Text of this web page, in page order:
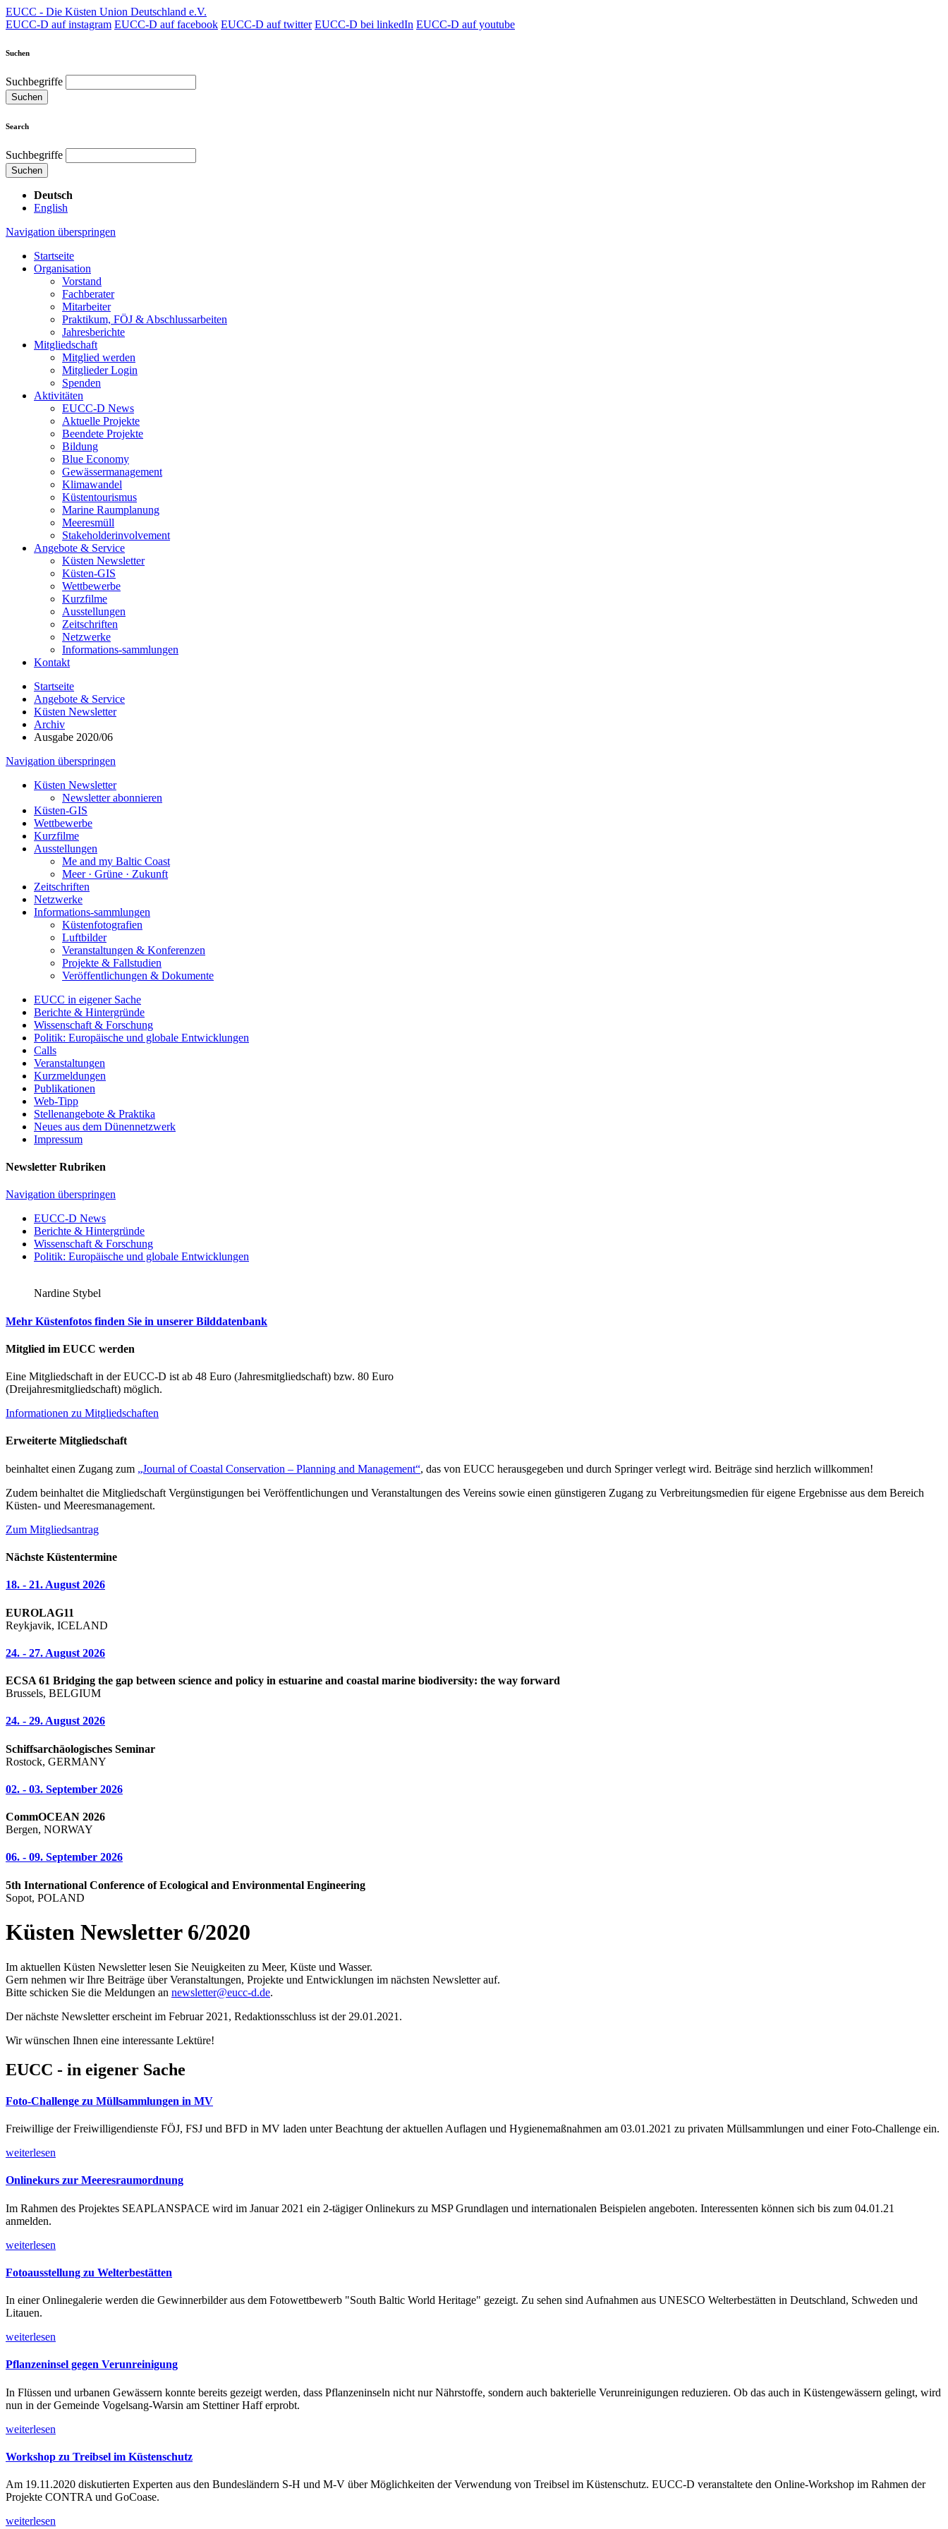
EUCC - Die Küsten Union Deutschland e.V.
EUCC-D auf instagram EUCC-D auf facebook EUCC-D auf twitter EUCC-D bei linkedIn EUCC-D auf youtube
Suchen
Suchbegriffe
Suchen
Search
Suchbegriffe
Suchen
Deutsch
English
Navigation überspringen
Startseite
Organisation
Vorstand
Fachberater
Mitarbeiter
Praktikum, FÖJ & Abschlussarbeiten
Jahresberichte
Mitgliedschaft
Mitglied werden
Mitglieder Login
Spenden
Aktivitäten
EUCC-D News
Aktuelle Projekte
Beendete Projekte
Bildung
Blue Economy
Gewässermanagement
Klimawandel
Küstentourismus
Marine Raumplanung
Meeresmüll
Stakeholderinvolvement
Angebote & Service
Küsten Newsletter
Küsten-GIS
Wettbewerbe
Kurzfilme
Ausstellungen
Zeitschriften
Netzwerke
Informations-sammlungen
Kontakt
Startseite
Angebote & Service
Küsten Newsletter
Archiv
Ausgabe 2020/06
Navigation überspringen
Küsten Newsletter
Newsletter abonnieren
Küsten-GIS
Wettbewerbe
Kurzfilme
Ausstellungen
Me and my Baltic Coast
Meer · Grüne · Zukunft
Zeitschriften
Netzwerke
Informations-sammlungen
Küstenfotografien
Luftbilder
Veranstaltungen & Konferenzen
Projekte & Fallstudien
Veröffentlichungen & Dokumente
EUCC in eigener Sache
Berichte & Hintergründe
Wissenschaft & Forschung
Politik: Europäische und globale Entwicklungen
Calls
Veranstaltungen
Kurzmeldungen
Publikationen
Web-Tipp
Stellenangebote & Praktika
Neues aus dem Dünennetzwerk
Impressum
Newsletter Rubriken
Navigation überspringen
EUCC-D News
Berichte & Hintergründe
Wissenschaft & Forschung
Politik: Europäische und globale Entwicklungen
Nardine Stybel
Mehr Küstenfotos finden Sie in unserer Bilddatenbank
Mitglied im EUCC werden
Eine Mitgliedschaft in der EUCC-D ist ab 48 Euro (Jahresmitgliedschaft) bzw. 80 Euro
(Dreijahresmitgliedschaft) möglich.
Informationen zu Mitgliedschaften
Erweiterte Mitgliedschaft
beinhaltet einen Zugang zum „Journal of Coastal Conservation – Planning and Management“, das von EUCC herausgegeben und durch Springer verlegt wird. Beiträge sind herzlich willkommen!
Zudem beinhaltet die Mitgliedschaft Vergünstigungen bei Veröffentlichungen und Veranstaltungen des Vereins sowie einen günstigeren Zugang zu Verbreitungsmedien für eigene Ergebnisse aus dem Bereich
Küsten- und Meeresmanagement.
Zum Mitgliedsantrag
Nächste Küstentermine
18. - 21. August 2026
EUROLAG11
Reykjavik, ICELAND
24. - 27. August 2026
ECSA 61 Bridging the gap between science and policy in estuarine and coastal marine biodiversity: the way forward
Brussels, BELGIUM
24. - 29. August 2026
Schiffsarchäologisches Seminar
Rostock, GERMANY
02. - 03. September 2026
CommOCEAN 2026
Bergen, NORWAY
06. - 09. September 2026
5th International Conference of Ecological and Environmental Engineering
Sopot, POLAND
Küsten Newsletter 6/2020
Im aktuellen Küsten Newsletter lesen Sie Neuigkeiten zu Meer, Küste und Wasser.
Gern nehmen wir Ihre Beiträge über Veranstaltungen, Projekte und Entwicklungen im nächsten Newsletter auf.
Bitte schicken Sie die Meldungen an newsletter@eucc-d.de.
Der nächste Newsletter erscheint im Februar 2021, Redaktionsschluss ist der 29.01.2021.
Wir wünschen Ihnen eine interessante Lektüre!
EUCC - in eigener Sache
Foto-Challenge zu Müllsammlungen in MV
Freiwillige der Freiwilligendienste FÖJ, FSJ und BFD in MV laden unter Beachtung der aktuellen Auflagen und Hygienemaßnahmen am 03.01.2021 zu privaten Müllsammlungen und einer Foto-Challenge ein.
weiterlesen
Onlinekurs zur Meeresraumordnung
Im Rahmen des Projektes SEAPLANSPACE wird im Januar 2021 ein 2-tägiger Onlinekurs zu MSP Grundlagen und internationalen Beispielen angeboten. Interessenten können sich bis zum 04.01.21
anmelden.
weiterlesen
Fotoausstellung zu Welterbestätten
In einer Onlinegalerie werden die Gewinnerbilder aus dem Fotowettbewerb "South Baltic World Heritage" gezeigt. Zu sehen sind Aufnahmen aus UNESCO Welterbestätten in Deutschland, Schweden und
Litauen.
weiterlesen
Pflanzeninsel gegen Verunreinigung
In Flüssen und urbanen Gewässern konnte bereits gezeigt werden, dass Pflanzeninseln nicht nur Nährstoffe, sondern auch bakterielle Verunreinigungen reduzieren. Ob das auch in Küstengewässern gelingt, wird
nun in der Gemeinde Vogelsang-Warsin am Stettiner Haff erprobt.
weiterlesen
Workshop zu Treibsel im Küstenschutz
Am 19.11.2020 diskutierten Experten aus den Bundesländern S-H und M-V über Möglichkeiten der Verwendung von Treibsel im Küstenschutz. EUCC-D veranstaltete den Online-Workshop im Rahmen der
Projekte CONTRA und GoCoase.
weiterlesen